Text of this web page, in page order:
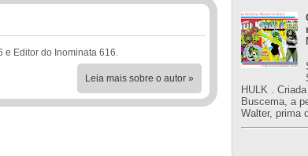
e Editor do Inominata 616.
Leia mais sobre o autor »
HULK .
Buscema, a
Walter, prima